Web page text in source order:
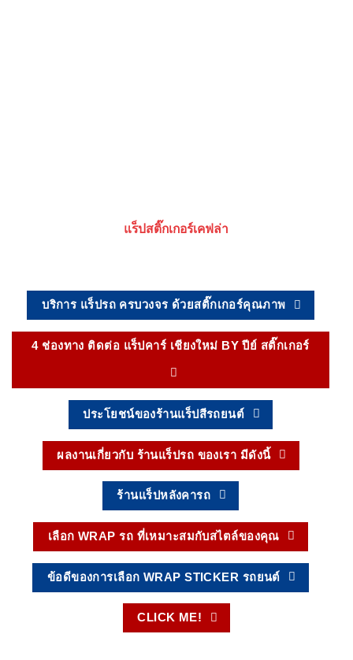
แร็ปสติ๊กเกอร์เคฟล่า
บริการ แร็ปรถ ครบวงจร ด้วยสติ๊กเกอร์คุณภาพ
4 ช่องทาง ติดต่อ แร็ปคาร์ เชียงใหม่ BY ปีย์ สติ๊กเกอร์
ประโยชน์ของร้านแร็ปสีรถยนต์
ผลงานเกี่ยวกับ ร้านแร็ปรถ ของเรา มีดังนี้
ร้านแร็ปหลังคารถ
เลือก WRAP รถ ที่เหมาะสมกับสไตล์ของคุณ
ข้อดีของการเลือก WRAP STICKER รถยนต์
CLICK ME!